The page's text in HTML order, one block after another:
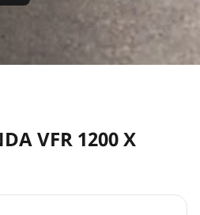
VFR 1200 X